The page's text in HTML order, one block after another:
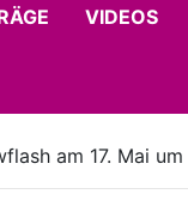
VIDEOS
am 17. Mai